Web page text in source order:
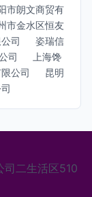
市朗文商贸有
市金水区恒友
司
姿瑞信
司
上海馋
公司
昆明
司二生活区510